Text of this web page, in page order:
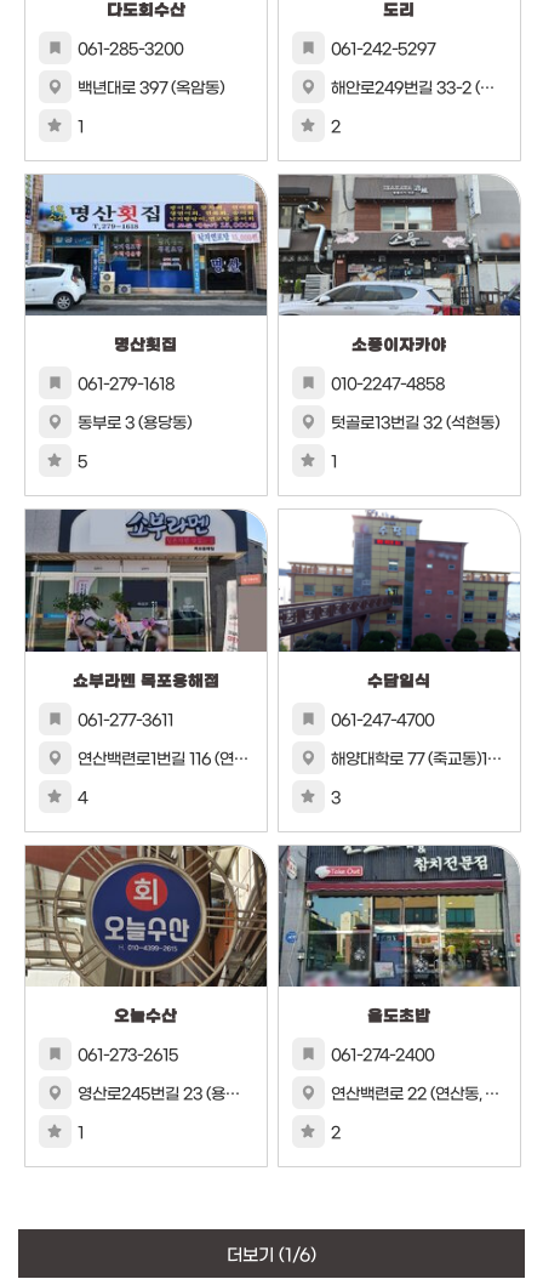
다도회수산
061-285-3200
백년대로 397 (옥암동)
1
도리
061-242-5297
해안로249번길 33-2 (복만동)
2
명산횟집
061-279-1618
동부로 3 (용당동)
5
소풍이자카야
010-2247-4858
텃골로13번길 32 (석현동)
1
쇼부라멘 목포용해점
061-277-3611
연산백련로1번길 116 (연산동)
4
수담일식
061-247-4700
해양대학로 77 (죽교동)1-2층
3
오늘수산
061-273-2615
영산로245번길 23 (용당동)
1
울도초밥
061-274-2400
연산백련로 22 (연산동, 용해7차골드클래스)1층
2
더보기 (1/6)